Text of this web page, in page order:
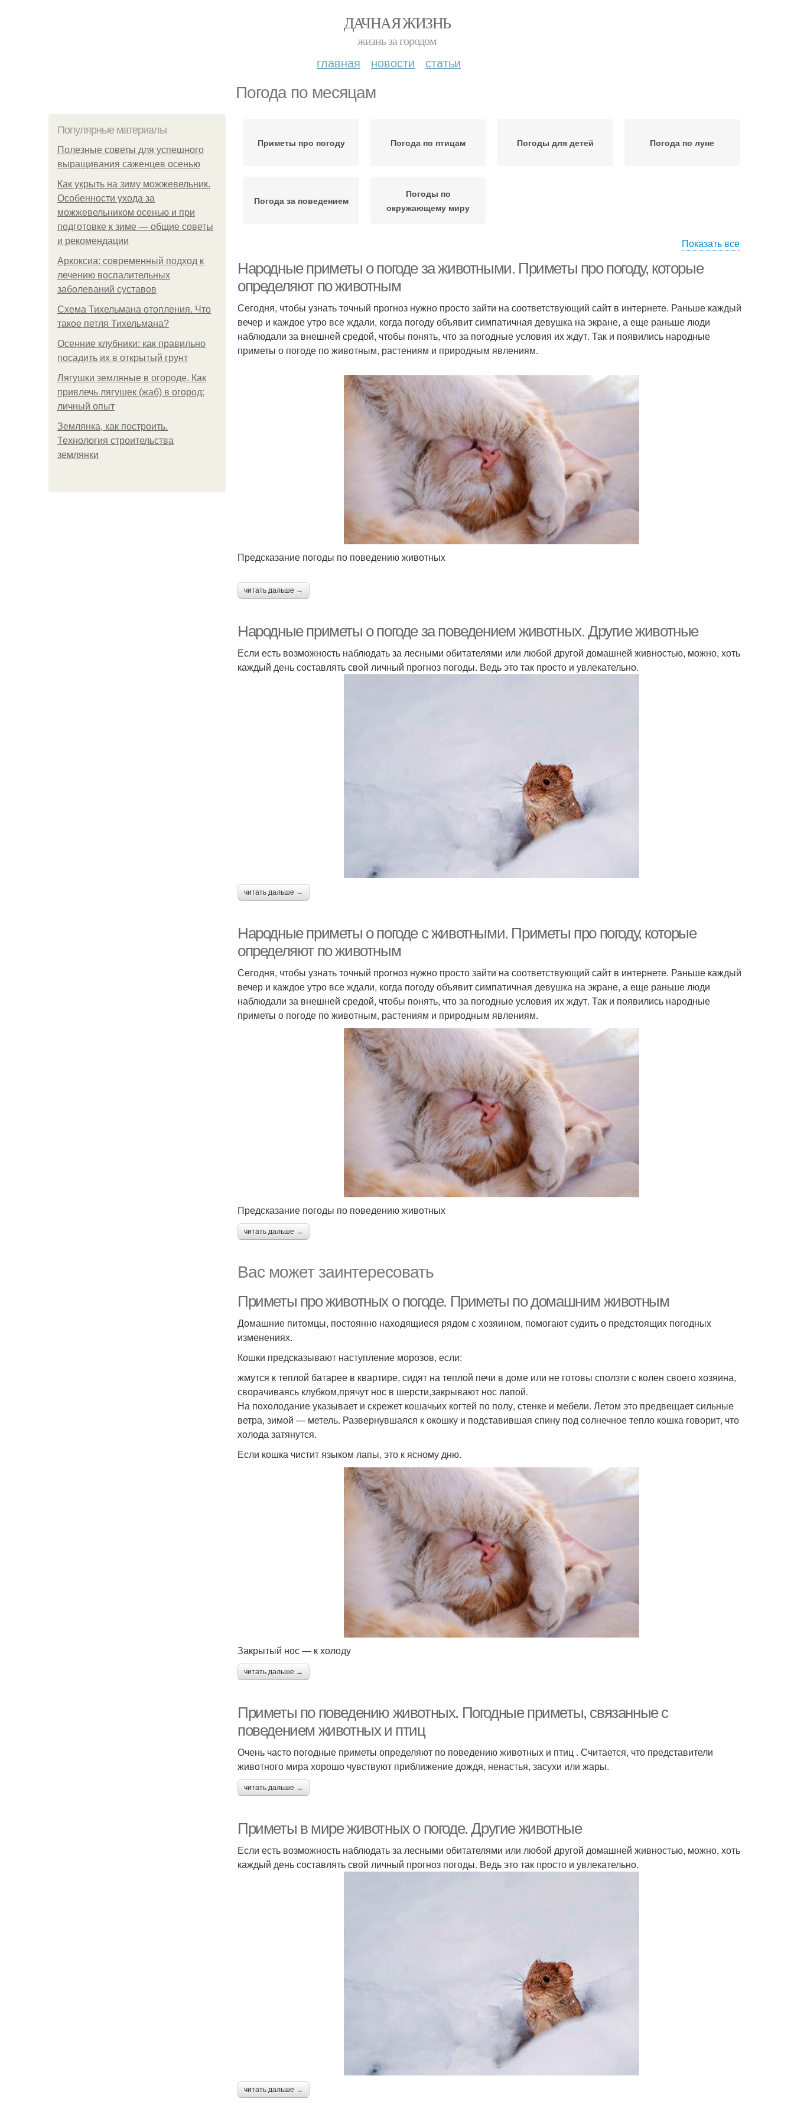
ДАЧНАЯ ЖИЗНЬ
жизнь за городом
главная новости статьи
Погода по месяцам
Популярные материалы
Полезные советы для успешного
выращивания саженцев осенью
Как укрыть на зиму можжевельник.
Особенности ухода за
можжевельником осенью и при
подготовке к зиме — общие советы
и рекомендации
Аркоксиа: современный подход к
лечению воспалительных
заболеваний суставов
Схема Тихельмана отопления. Что
такое петля Тихельмана?
Осенние клубники: как правильно
посадить их в открытый грунт
Лягушки земляные в огороде. Как
привлечь лягушек (жаб) в огород:
личный опыт
Землянка, как построить.
Технология строительства
землянки
Приметы про погоду Погода по птицам Погоды для детей Погода по луне
Погода за поведением
Погоды по
окружающему миру
Показать все
Народные приметы о погоде за животными. Приметы про погоду, которые
определяют по животным
Сегодня, чтобы узнать точный прогноз нужно просто зайти на соответствующий сайт в интернете. Раньше каждый
вечер и каждое утро все ждали, когда погоду объявит симпатичная девушка на экране, а еще раньше люди
наблюдали за внешней средой, чтобы понять, что за погодные условия их ждут. Так и появились народные
приметы о погоде по животным, растениям и природным явлениям.
Предсказание погоды по поведению животных
читать дальше →
Народные приметы о погоде за поведением животных. Другие животные
Если есть возможность наблюдать за лесными обитателями или любой другой домашней живностью, можно, хоть
каждый день составлять свой личный прогноз погоды. Ведь это так просто и увлекательно.
читать дальше →
Народные приметы о погоде с животными. Приметы про погоду, которые
определяют по животным
Сегодня, чтобы узнать точный прогноз нужно просто зайти на соответствующий сайт в интернете. Раньше каждый
вечер и каждое утро все ждали, когда погоду объявит симпатичная девушка на экране, а еще раньше люди
наблюдали за внешней средой, чтобы понять, что за погодные условия их ждут. Так и появились народные
приметы о погоде по животным, растениям и природным явлениям.
Предсказание погоды по поведению животных
читать дальше →
Вас может заинтересовать
Приметы про животных о погоде. Приметы по домашним животным
Домашние питомцы, постоянно находящиеся рядом с хозяином, помогают судить о предстоящих погодных
изменениях.
Кошки предсказывают наступление морозов, если:
жмутся к теплой батарее в квартире, сидят на теплой печи в доме или не готовы сползти с колен своего хозяина,
сворачиваясь клубком,прячут нос в шерсти,закрывают нос лапой.
На похолодание указывает и скрежет кошачьих когтей по полу, стенке и мебели. Летом это предвещает сильные
ветра, зимой — метель. Развернувшаяся к окошку и подставившая спину под солнечное тепло кошка говорит, что
холода затянутся.
Если кошка чистит языком лапы, это к ясному дню.
Закрытый нос — к холоду
читать дальше →
Приметы по поведению животных. Погодные приметы, связанные с
поведением животных и птиц
Очень часто погодные приметы определяют по поведению животных и птиц . Считается, что представители
животного мира хорошо чувствуют приближение дождя, ненастья, засухи или жары.
читать дальше →
Приметы в мире животных о погоде. Другие животные
Если есть возможность наблюдать за лесными обитателями или любой другой домашней живностью, можно, хоть
каждый день составлять свой личный прогноз погоды. Ведь это так просто и увлекательно.
читать дальше →